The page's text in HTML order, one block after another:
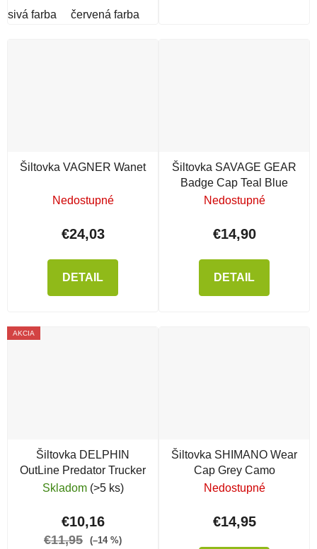
sivá farba červená farba
Šiltovka VAGNER Wanet
Nedostupné
€24,03
DETAIL
Šiltovka SAVAGE GEAR
Badge Cap Teal Blue
Nedostupné
€14,90
DETAIL
AKCIA
Šiltovka DELPHIN
OutLine Predator Trucker
Skladom (>5 ks)
€10,16
€11,95 (–14 %)
Šiltovka SHIMANO Wear
Cap Grey Camo
Nedostupné
€14,95